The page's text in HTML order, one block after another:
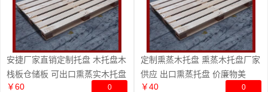
安捷厂家直销定制托盘 木托盘木
栈板仓储板 可出口熏蒸实木托盘
￥60
0
定制熏蒸木托盘 熏蒸木托盘厂家
供应 出口熏蒸托盘 价廉物美
￥40
0